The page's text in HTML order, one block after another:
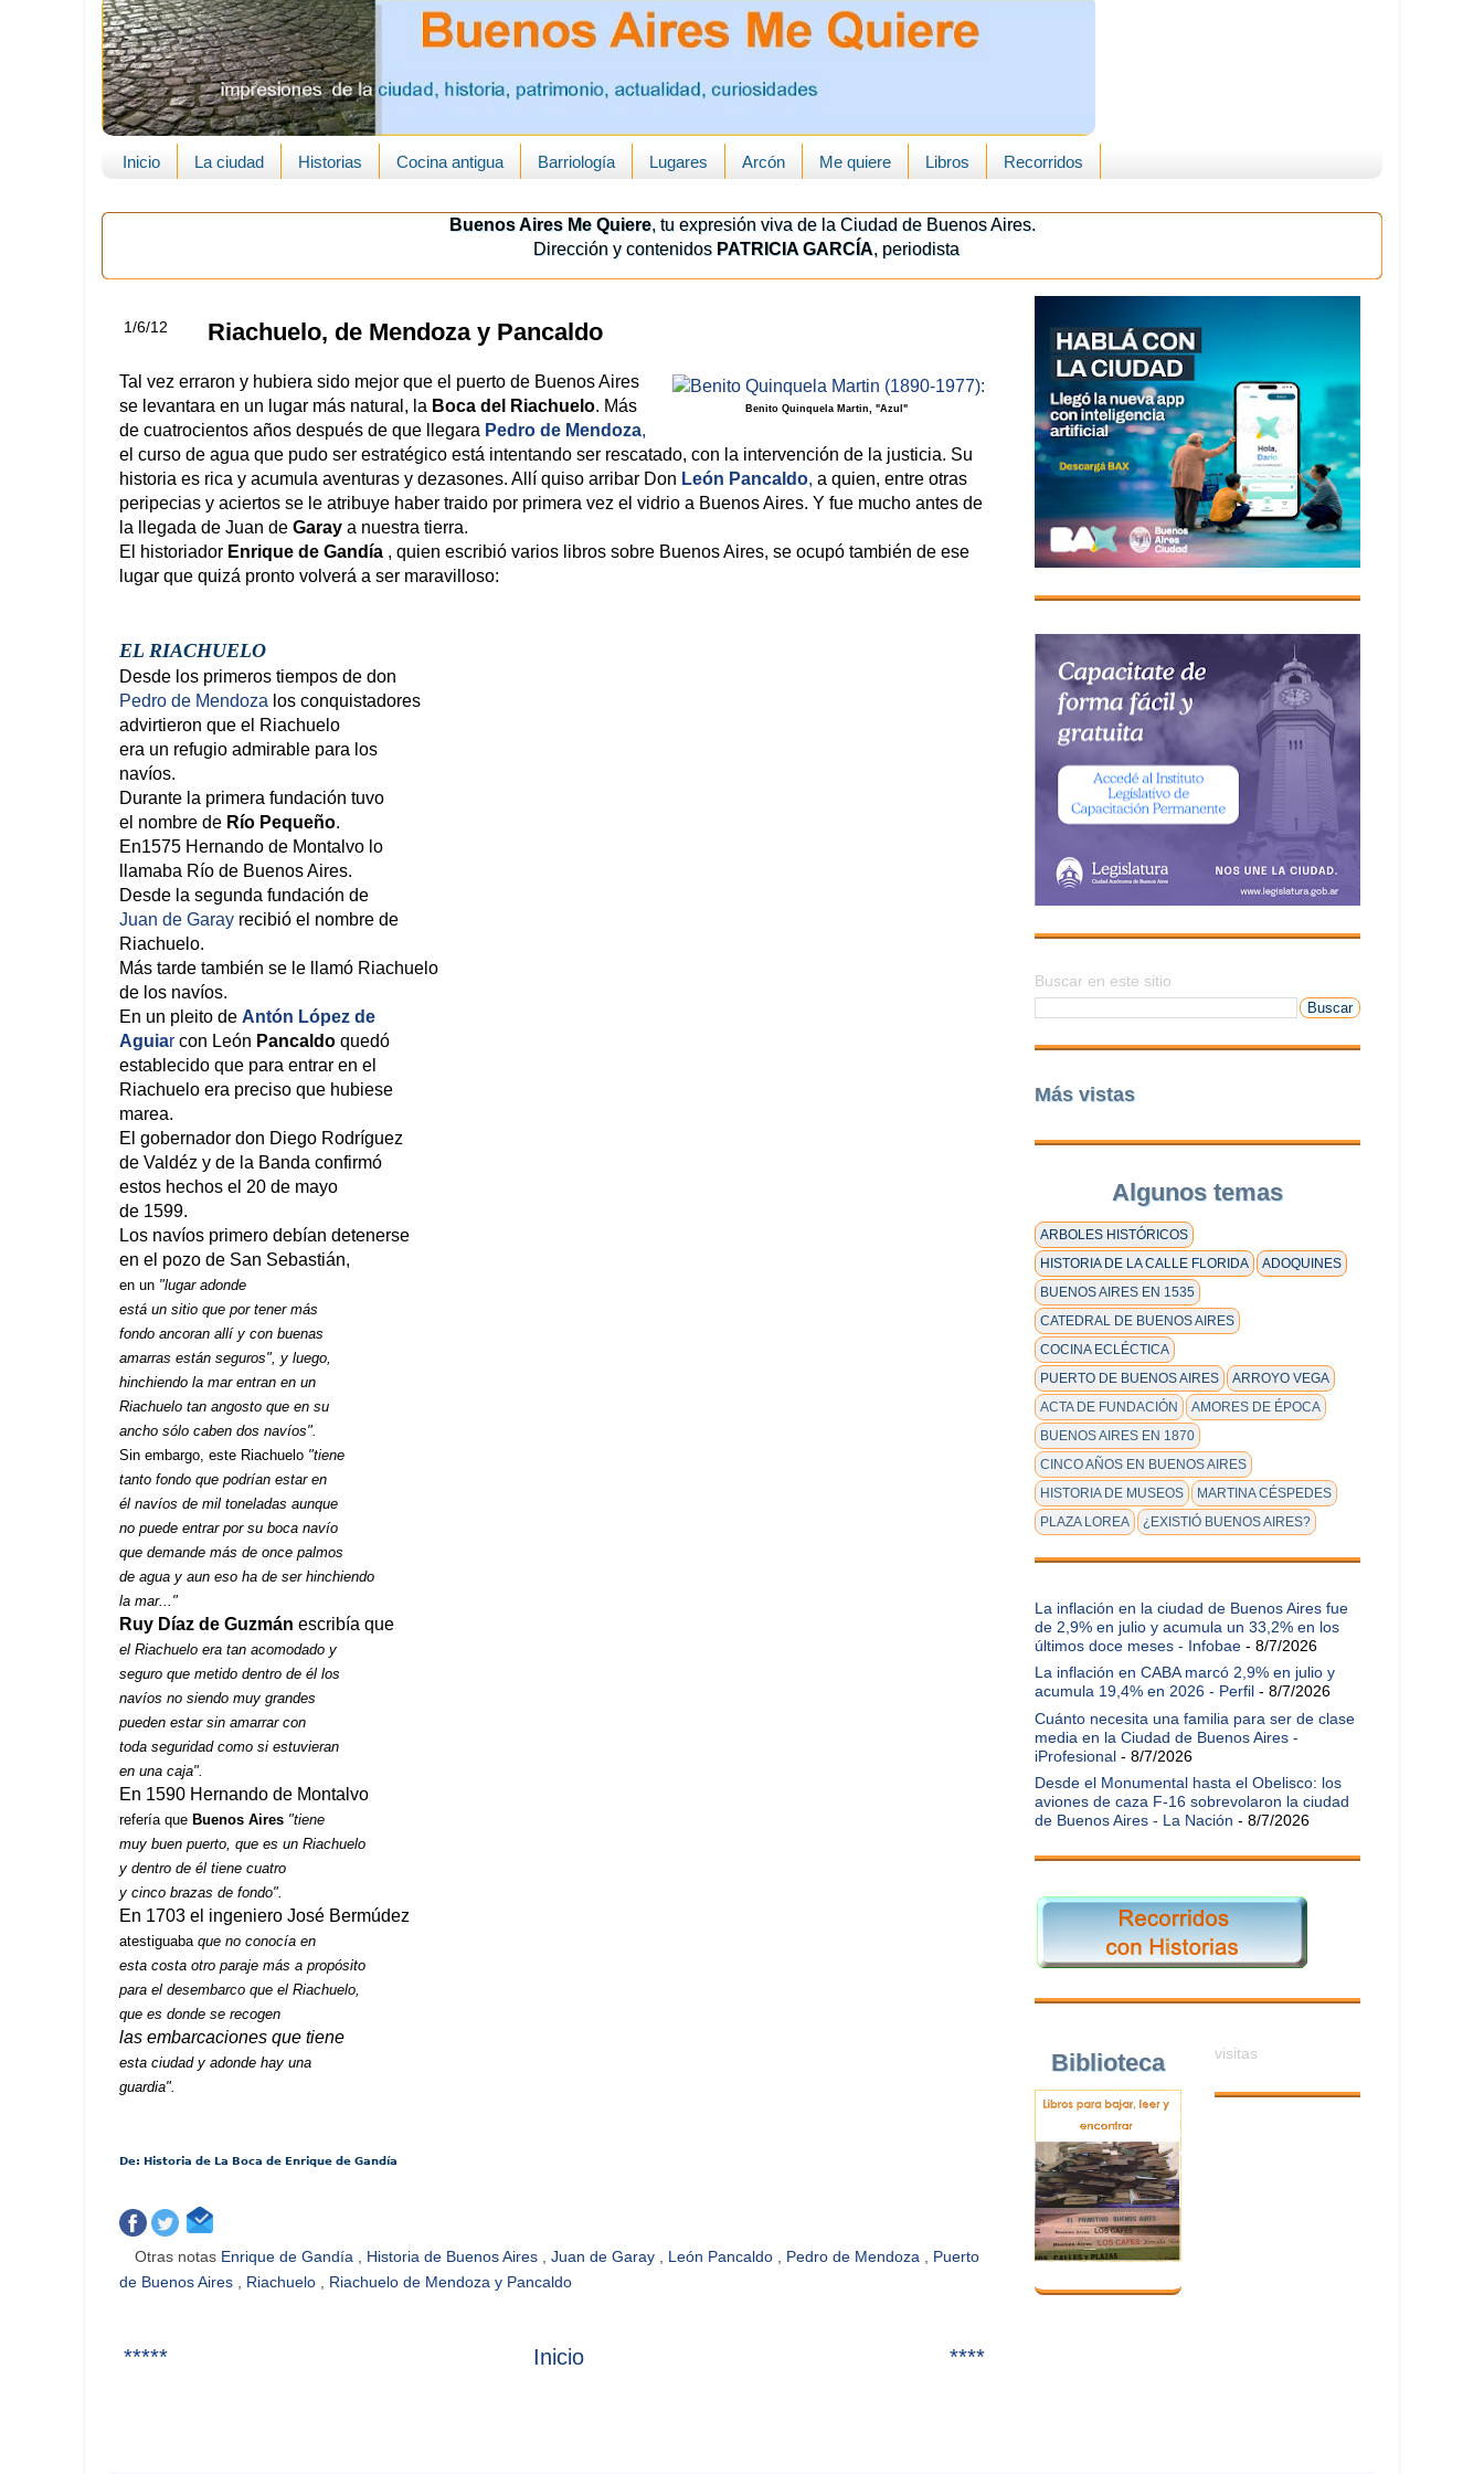
Inicio La ciudad Historias Cocina antigua Barriología Lugares Arcón Me quiere Libros Recorridos
Buenos Aires Me Quiere, tu expresión viva de la Ciudad de Buenos Aires.
Dirección y contenidos PATRICIA GARCÍA, periodista
1/6/12 Riachuelo, de Mendoza y Pancaldo
Benito Quinquela Martin, "Azul"
Tal vez erraron y hubiera sido mejor que el puerto de Buenos Aires
se levantara en un lugar más natural, la Boca del Riachuelo. Más
de cuatrocientos años después de que llegara Pedro de Mendoza,
el curso de agua que pudo ser estratégico está intentando ser rescatado, con la intervención de la justicia. Su
historia es rica y acumula aventuras y dezasones. Allí quiso arribar Don León Pancaldo, a quien, entre otras
peripecias y aciertos se le atribuye haber traido por primera vez el vidrio a Buenos Aires. Y fue mucho antes de
la llegada de Juan de Garay a nuestra tierra.
El historiador Enrique de Gandía , quien escribió varios libros sobre Buenos Aires, se ocupó también de ese
lugar que quizá pronto volverá a ser maravilloso:
EL RIACHUELO
Desde los primeros tiempos de don
Pedro de Mendoza los conquistadores
advirtieron que el Riachuelo
era un refugio admirable para los
navíos.
Durante la primera fundación tuvo
el nombre de Río Pequeño.
En1575 Hernando de Montalvo lo
llamaba Río de Buenos Aires.
Desde la segunda fundación de
Juan de Garay recibió el nombre de
Riachuelo.
Más tarde también se le llamó Riachuelo
de los navíos.
En un pleito de Antón López de
Aguiar con León Pancaldo quedó
establecido que para entrar en el
Riachuelo era preciso que hubiese
marea.
El gobernador don Diego Rodríguez
de Valdéz y de la Banda confirmó
estos hechos el 20 de mayo
de 1599.
Los navíos primero debían detenerse
en el pozo de San Sebastián,
en un "lugar adonde
está un sitio que por tener más
fondo ancoran allí y con buenas
amarras están seguros", y luego,
hinchiendo la mar entran en un
Riachuelo tan angosto que en su
ancho sólo caben dos navíos".
Sin embargo, este Riachuelo "tiene
tanto fondo que podrían estar en
él navíos de mil toneladas aunque
no puede entrar por su boca navío
que demande más de once palmos
de agua y aun eso ha de ser hinchiendo
la mar..."
Ruy Díaz de Guzmán escribía que
el Riachuelo era tan acomodado y
seguro que metido dentro de él los
navíos no siendo muy grandes
pueden estar sin amarrar con
toda seguridad como si estuvieran
en una caja".
En 1590 Hernando de Montalvo
refería que Buenos Aires "tiene
muy buen puerto, que es un Riachuelo
y dentro de él tiene cuatro
y cinco brazas de fondo".
En 1703 el ingeniero José Bermúdez
atestiguaba que no conocía en
esta costa otro paraje más a propósito
para el desembarco que el Riachuelo,
que es donde se recogen
las embarcaciones que tiene
esta ciudad y adonde hay una
guardia".
De: Historia de La Boca de Enrique de Gandía
Otras notas Enrique de Gandía , Historia de Buenos Aires ,Juan de Garay , León Pancaldo , Pedro de Mendoza , Puerto
de Buenos Aires , Riachuelo , Riachuelo de Mendoza y Pancaldo
***** ****
Inicio
Buscar en este sitio
Más vistas
Algunos temas
ARBOLES HISTÓRICOS
HISTORIA DE LA CALLE FLORIDA
ADOQUINES
BUENOS AIRES EN 1535
CATEDRAL DE BUENOS AIRES
COCINA ECLÉCTICA
PUERTO DE BUENOS AIRES
ARROYO VEGA
ACTA DE FUNDACIÓN
AMORES DE ÉPOCA
BUENOS AIRES EN 1870
CINCO AÑOS EN BUENOS AIRES
HISTORIA DE MUSEOS
MARTINA CÉSPEDES
PLAZA LOREA
¿EXISTIÓ BUENOS AIRES?
La inflación en la ciudad de Buenos Aires fue
de 2,9% en julio y acumula un 33,2% en los
últimos doce meses - Infobae - 8/7/2026
La inflación en CABA marcó 2,9% en julio y
acumula 19,4% en 2026 - Perfil - 8/7/2026
Cuánto necesita una familia para ser de clase
media en la Ciudad de Buenos Aires -
iProfesional - 8/7/2026
Desde el Monumental hasta el Obelisco: los
aviones de caza F-16 sobrevolaron la ciudad
de Buenos Aires - La Nación - 8/7/2026
Biblioteca visitas